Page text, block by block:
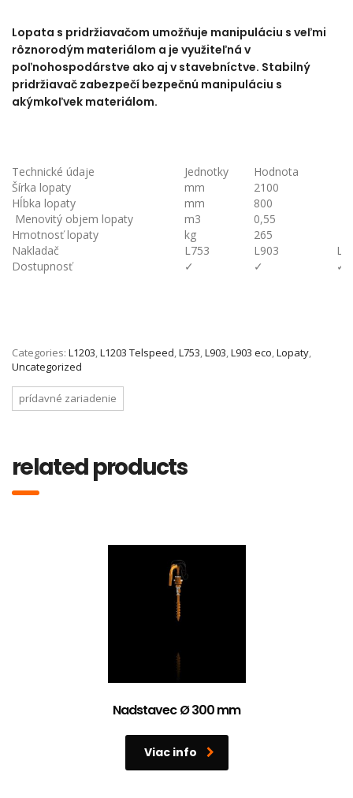
Lopata s pridržiavačom umožňuje manipuláciu s veľmi
rôznorodým materiálom a je využiteľná v
poľnohospodárstve ako aj v stavebníctve. Stabilný
pridržiavač zabezpečí bezpečnú manipuláciu s
akýmkoľvek materiálom.
Technické údaje Jednotky
Hodnota
Šírka lopaty
mm
2100
Hĺbka lopaty
mm
800
Menovitý objem lopaty
m3
0,55
Hmotnosť lopaty
kg
265
Nakladač
L753 L903
Dostupnosť
✓ ✓ ✓
Categories: L1203,L1203 Telspeed,L753,L903,L903 eco,Lopaty,
Uncategorized
prídavné zariadenie
related products
Nadstavec Ø 300 mm
Viac info